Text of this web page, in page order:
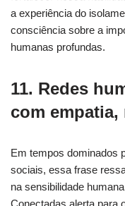
a experiência do
consciência sobre a
humanas profundas.
11. Redes
com
Em tempos dominados
sociais, essa frase
na sensibilidade